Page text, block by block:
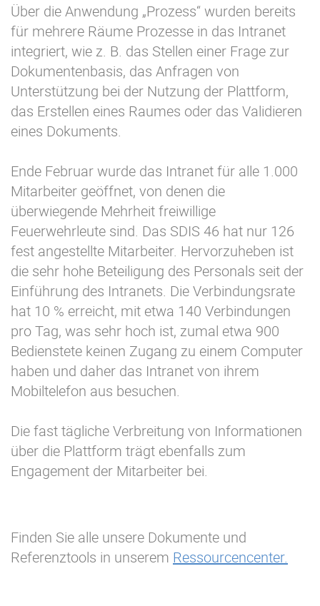
Über die Anwendung „Prozess“ wurden bereits
für mehrere Räume Prozesse in das Intranet
integriert, wie z. B. das Stellen einer Frage zur
Dokumentenbasis, das Anfragen von
Unterstützung bei der Nutzung der Plattform,
das Erstellen eines Raumes oder das Validieren
eines Dokuments.
Ende Februar wurde das Intranet für alle 1.000
Mitarbeiter geöffnet, von denen die
überwiegende Mehrheit freiwillige
Feuerwehrleute sind. Das SDIS 46 hat nur 126
fest angestellte Mitarbeiter. Hervorzuheben ist
die sehr hohe Beteiligung des Personals seit der
Einführung des Intranets. Die Verbindungsrate
hat 10 % erreicht, mit etwa 140 Verbindungen
pro Tag, was sehr hoch ist, zumal etwa 900
Bedienstete keinen Zugang zu einem Computer
haben und daher das Intranet von ihrem
Mobiltelefon aus besuchen.
Die fast tägliche Verbreitung von Informationen
über die Plattform trägt ebenfalls zum
Engagement der Mitarbeiter bei.
Finden Sie alle unsere Dokumente und
Referenztools in unserem Ressourcencenter.